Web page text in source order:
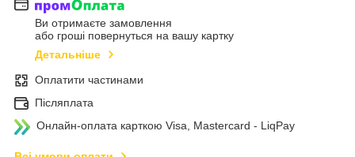
Ви отримаєте замовлення
або гроші повернуться на вашу картку
Детальніше
Оплатити частинами
Післяплата
Онлайн-оплата карткою Visa, Mastercard - LiqPay